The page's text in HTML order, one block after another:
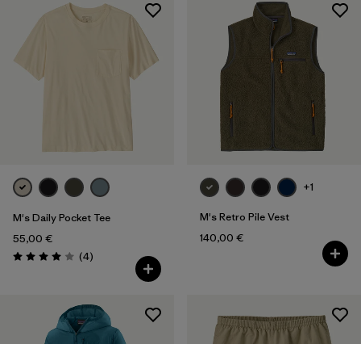
XXL
Filter by
Passform
Filter by
Material
M's Daily Pocket Tee
55,00 €
Bewertung: 4.0 / 5
(4Rezensionen
)
+1
M's Retro Pile Vest
140,00 €